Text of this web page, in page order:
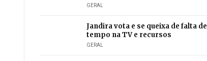
GERAL
Jandira vota e se queixa de falta de
tempo na TV e recursos
GERAL